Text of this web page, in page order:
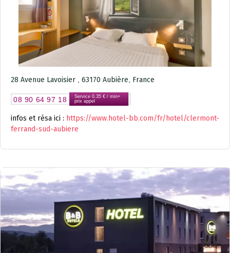
28 Avenue Lavoisier 63170 Aubière France
08 90 64 97 18
Service 0.35 € / min+
prix appel
infos et résa ici : https://www.hotel-bb.com/fr/hotel/clermont-
ferrand-sud-aubiere